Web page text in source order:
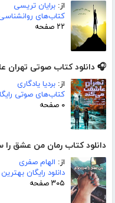
از: برایان تریسی
کتاب‌های
۲۲ صفحه
🎧 دانلود کتاب صوتی تهران
از: بردیا یادگاری
کتاب‌های صوتی
۰ صفحه
دانلود کتاب رمان من عشق را
از: الهام صفری
دانلود رایگان
۳۰۵ صفحه